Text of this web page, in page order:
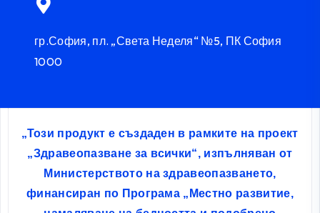
гр.София, пл. „Света Неделя“ №5, ПК София
1000
„Този продукт е създаден в рамките на проект
„Здравеопазване за всички“, изпълняван от
Министерството на здравеопазването,
финансиран по Програма „Местно развитие,